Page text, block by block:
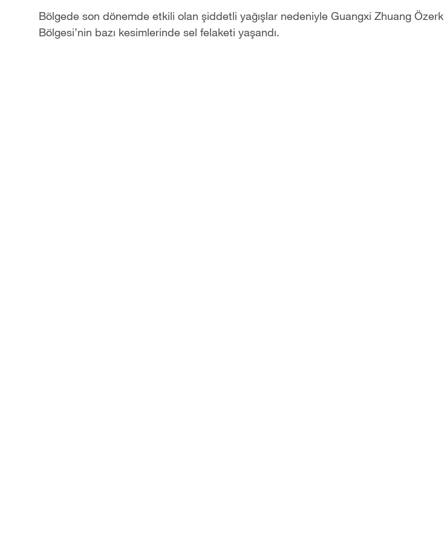
Bölgede son dönemde etkili olan şiddetli yağışlar nedeniyle Guangxi Zhuang Özerk
Bölgesi’nin bazı kesimlerinde sel felaketi yaşandı.